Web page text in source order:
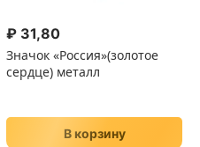
₽ 31,80
Значок «Россия»(золотое
сердце) металл
В корзину